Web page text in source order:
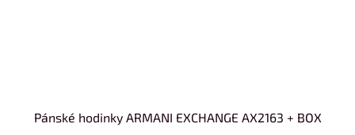
Pánské hodinky ARMANI EXCHANGE AX2163 + BOX